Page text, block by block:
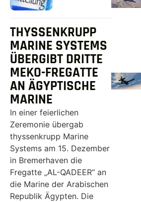
THYSSENKRUPP
MARINE SYSTEMS
ÜBERGIBT DRITTE
MEKO-FREGATTE
AN ÄGYPTISCHE
MARINE
In einer feierlichen
Zeremonie übergab
thyssenkrupp Marine
Systems am 15. Dezember
in Bremerhaven die
Fregatte „AL-QADEER“ an
die Marine der Arabischen
Republik Ägypten. Die